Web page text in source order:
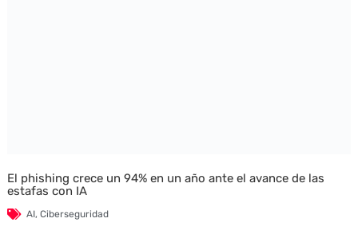
El phishing crece un 94% en un año ante el avance de las
estafas con IA
AI, Ciberseguridad